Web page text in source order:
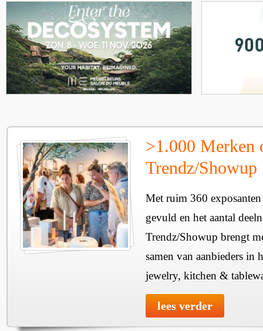
>1.000 Merken
Trendz/Showup
Met ruim 360
gevuld en het aantal
Trendz/Showup brengt
samen van aanbieders in
jewelry, kitchen &
lees verder